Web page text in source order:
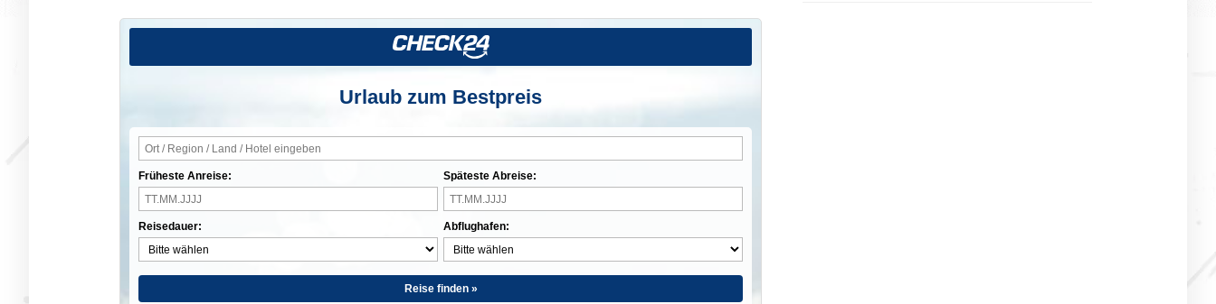
Urlaub zum Bestpreis
Früheste Anreise:
Reisedauer:
Späteste Abreise:
Abflughafen:
Reise finden »